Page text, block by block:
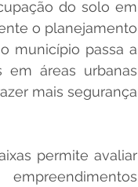
do solo em
o planejamento
município passa a
áreas urbanas
mais segurança
permite avaliar